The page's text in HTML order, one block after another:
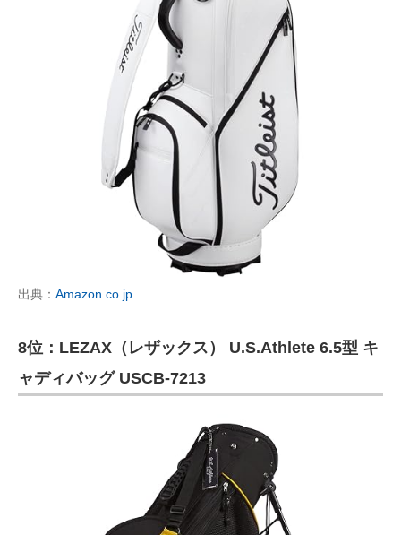
出典： Amazon.co.jp
8位：LEZAX（レザックス） U.S.Athlete 6.5型 キ
ャディバッグ USCB-7213